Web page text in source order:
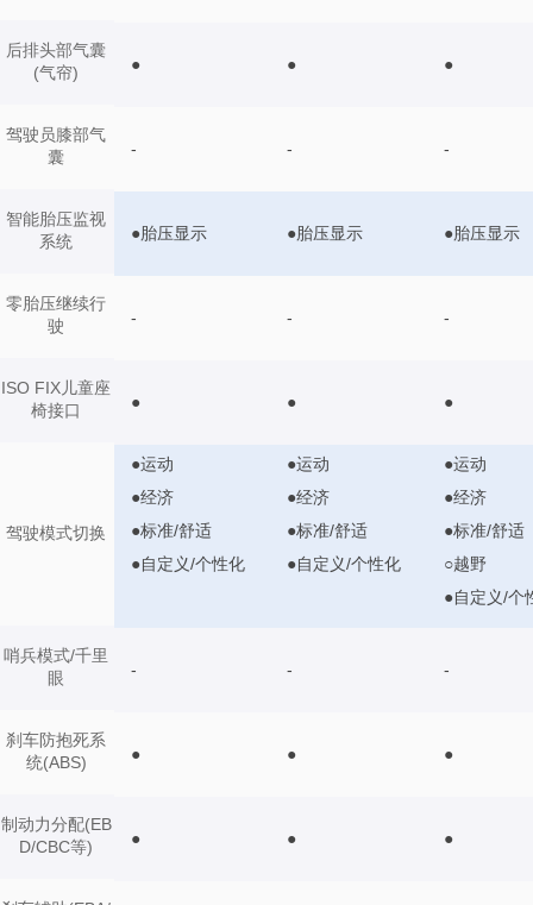
后排头部气囊
(气帘)
驾驶员膝部气
囊
智能胎压监视
系统
零胎压继续行
驶
ISO FIX儿童座
椅接口
驾驶模式切换
哨兵模式/千里
眼
刹车防抱死系
统(ABS)
制动力分配(EB
D/CBC等)
● ● ●
- - -
●胎压显示 ●胎压显示 ●胎压显示
- - -
● ● ●
●运动
●经济
●标准/舒适
●自定义/个性化
●运动
●经济
●标准/舒适
●自定义/个性化
●运动
●经济
●标准/舒适
○越野
●自定义/个
- - -
● ● ●
● ● ●